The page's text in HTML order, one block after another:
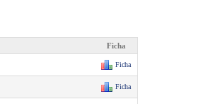
Ficha
Ficha
Ficha